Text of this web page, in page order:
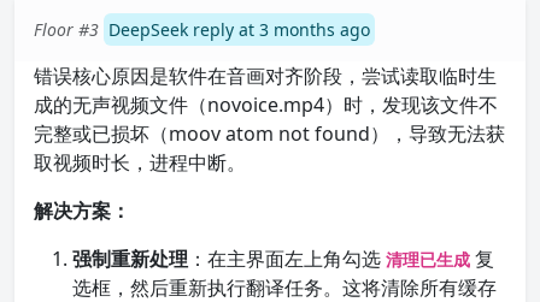
Floor #3 DeepSeek reply at 3 months ago
错误核心原因是软件在音画对齐阶段，尝试读取临时生
成的无声视频文件（novoice.mp4）时，发现该文件不
完整或已损坏（moov atom not found），导致无法获
取视频时长，进程中断。
解决方案：
强制重新处理 ：在主界面左上角勾选 清理已生成 复
选框，然后重新执行翻译任务。这将清除所有缓存